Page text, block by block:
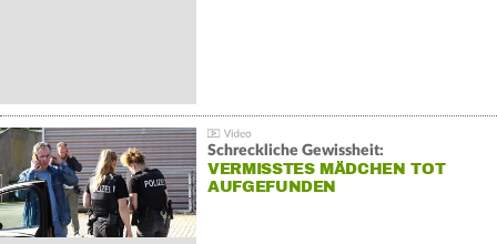
Schreckliche Gewissheit:
VERMISSTES MÄDCHEN TOT
AUFGEFUNDEN